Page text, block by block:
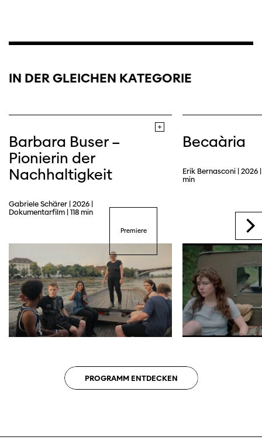
Webseite
IN DER GLEICHEN KATEGORIE
PROGRAMM ENTDECKEN
Barbara Buser –
Pionierin der
Nachhaltigkeit
Gabriele Schärer | 2026 |
Dokumentarfilm | 118 min
Premiere
Becaària
Erik Bernasconi | 2026
min